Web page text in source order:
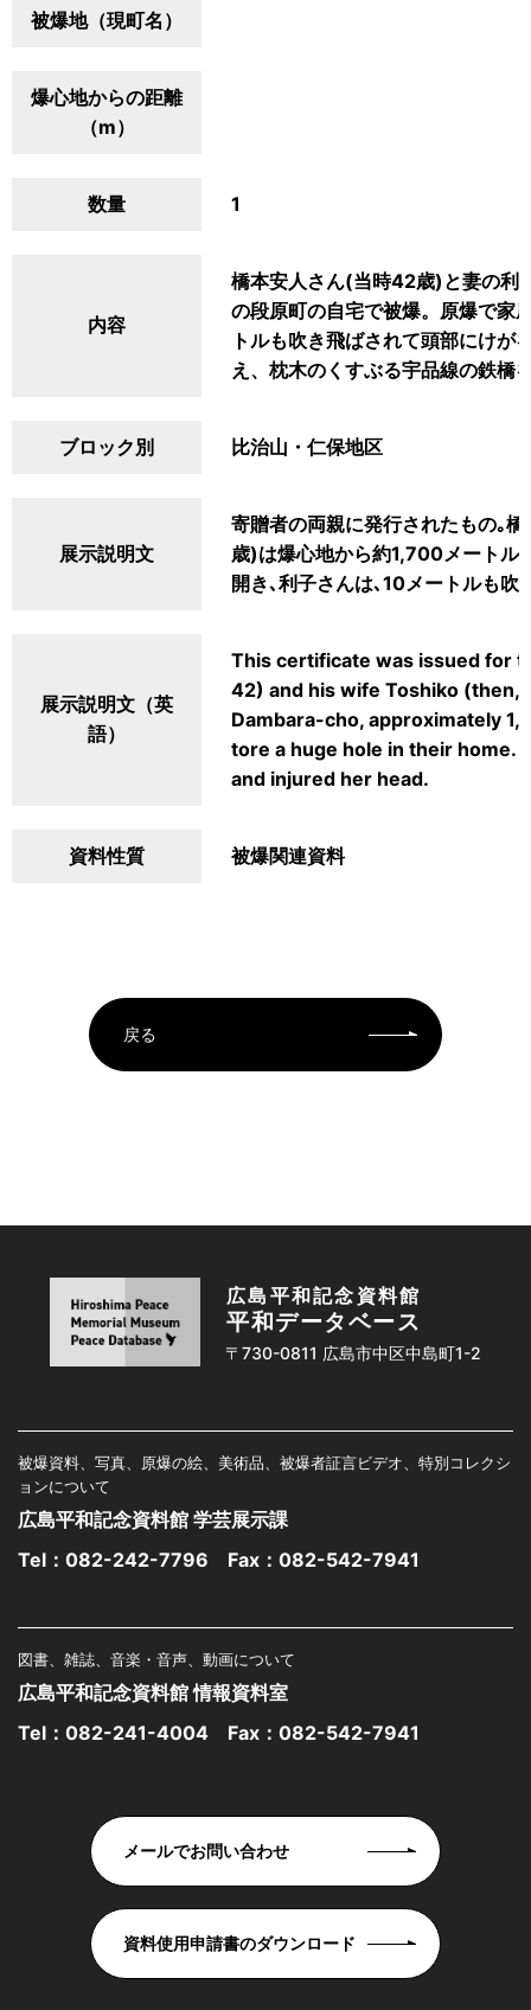
被爆地（現町名）
爆心地からの距離
（m）
数量 1
内容
橋本安人さん(当時42歳)と妻の利
の段原町の自宅で被爆。原爆で家
トルも吹き飛ばされて頭部にけが
え、枕木のくすぶる宇品線の鉄橋
ブロック別 比治山・仁保地区
展示説明文
寄贈者の両親に発行されたもの｡
歳)は爆心地から約1,700メートル
開き､利子さんは､10メートルも
展示説明文（英
語）
This certificate was issued for
42) and his wife Toshiko (then,
Dambara-cho, approximately
tore a huge hole in their home.
and injured her head.
資料性質 被爆関連資料
戻る
広島平和記念資料館
平和データベース
〒730-0811 広島市中区中島町1-2
被爆資料、写真、原爆の絵、美術品、被爆者証言ビデオ、特別コレクシ
ョンについて
広島平和記念資料館 学芸展示課
Tel： 082-242-7796 Fax：082-542-7941
図書、雑誌、音楽・音声、動画について
広島平和記念資料館 情報資料室
Tel： 082-241-4004 Fax：082-542-7941
メールでお問い合わせ
資料使用申請書のダウンロード